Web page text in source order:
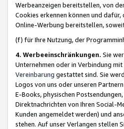
Werbeanzeigen bereitstellen, von
Cookies erkennen können und
Online-Werbung bereitstellen,
(f) für Ihre Nutzung, der
4. Werbeeinschränkungen. Sie
Unternehmen oder in Verbindung
Vereinbarung gestattet sind. Sie
Logos von uns oder unseren
E-Books, physischen
Direktnachrichten von Ihren Social-
Kunden angemeldet werden) und
stehen. Auf unser Verlangen stellen